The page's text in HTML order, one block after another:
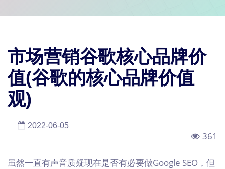
市场营销谷歌核心品牌价
值(谷歌的核心品牌价值
观)
2022-06-05
361
虽然一直有声音质疑现在是否有必要做Google SEO，但